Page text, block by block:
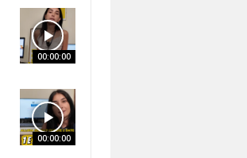
00:00:00
00:00:00